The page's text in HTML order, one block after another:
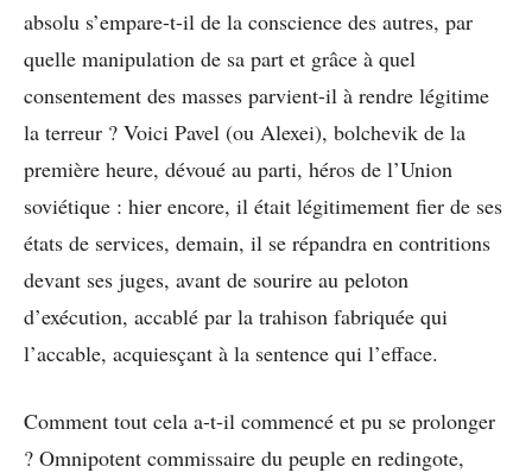
absolu s’empare-t-il de la conscience des autres, par
quelle manipulation de sa part et grâce à quel
consentement des masses parvient-il à rendre légitime
la terreur ? Voici Pavel (ou Alexei), bolchevik de la
première heure, dévoué au parti, héros de l’Union
soviétique : hier encore, il était légitimement fier de ses
états de services, demain, il se répandra en contritions
devant ses juges, avant de sourire au peloton
d’exécution, accablé par la trahison fabriquée qui
l’accable, acquiesçant à la sentence qui l’efface.
Comment tout cela a-t-il commencé et pu se prolonger
? Omnipotent commissaire du peuple en redingote,